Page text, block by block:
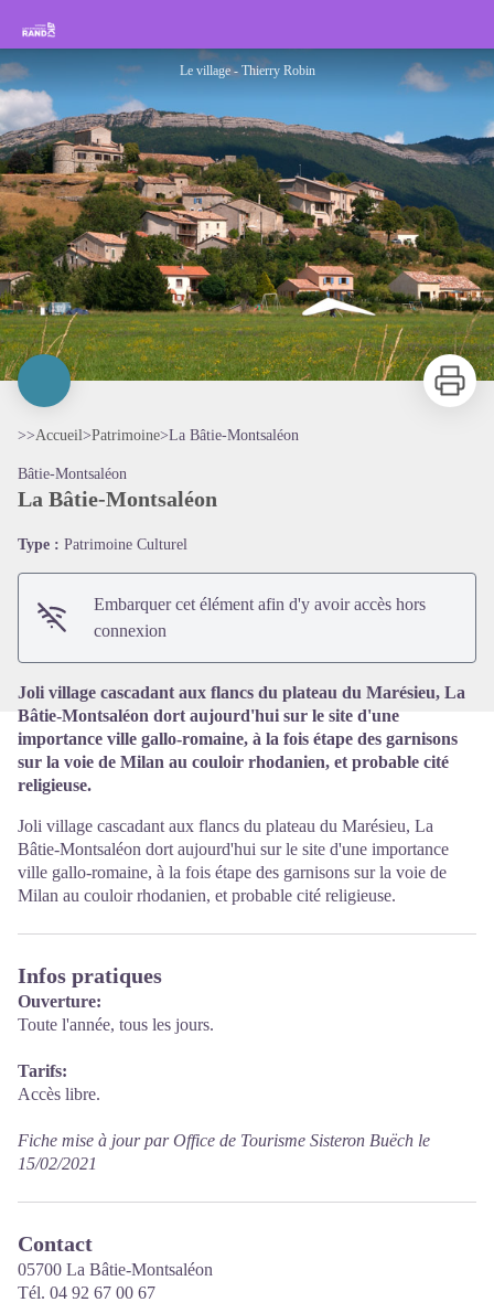
Rando Sisteron Buëch Baronnies Provençales
Le village - Thierry Robin
Imprimer
>>Accueil>Patrimoine>La Bâtie-Montsaléon
Bâtie-Montsaléon
La Bâtie-Montsaléon
Type : Patrimoine Culturel
Embarquer cet élément afin d'y avoir accès hors
connexion
Joli village cascadant aux flancs du plateau du Marésieu, La
Bâtie-Montsaléon dort aujourd'hui sur le site d'une
importance ville gallo-romaine, à la fois étape des garnisons
sur la voie de Milan au couloir rhodanien, et probable cité
religieuse.
Joli village cascadant aux flancs du plateau du Marésieu, La
Bâtie-Montsaléon dort aujourd'hui sur le site d'une importance
ville gallo-romaine, à la fois étape des garnisons sur la voie de
Milan au couloir rhodanien, et probable cité religieuse.
Infos pratiques
Ouverture:
Toute l'année, tous les jours.
Tarifs:
Accès libre.
Fiche mise à jour par Office de Tourisme Sisteron Buëch le
15/02/2021
Contact
05700 La Bâtie-Montsaléon
Tél. 04 92 67 00 67